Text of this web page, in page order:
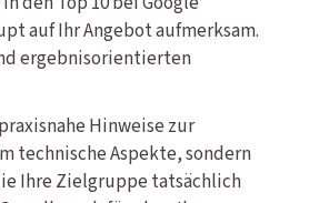
auf Ihr Angebot aufmerksam.
ergebnisorientierten
Hinweise zur
technische Aspekte, sondern
Ihre Zielgruppe tatsächlich